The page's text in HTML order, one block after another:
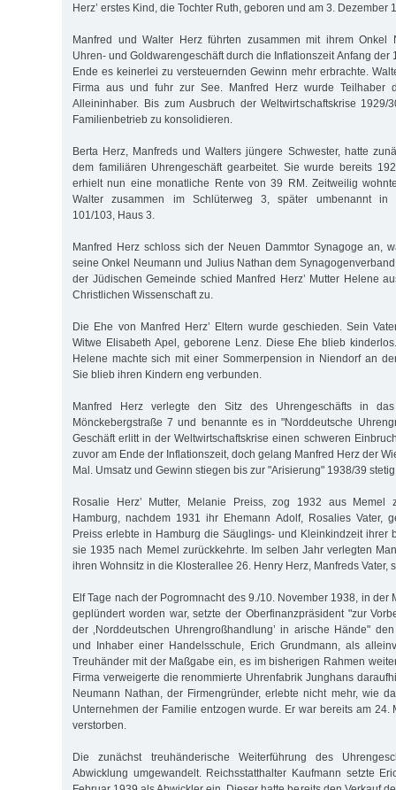
Herz’ erstes Kind, die Tochter Ruth, geboren und am 3. Dezember
Manfred und Walter Herz führten zusammen mit ihrem Onkel
Uhren- und Goldwarengeschäft durch die Inflationszeit Anfang der
Ende es keinerlei zu versteuernden Gewinn mehr erbrachte.
Firma aus und fuhr zur See. Manfred Herz wurde Teilhaber
Alleininhaber. Bis zum Ausbruch der Weltwirtschaftskrise
Familienbetrieb zu konsolidieren.
Berta Herz, Manfreds und Walters jüngere Schwester, hatte
dem familiären Uhrengeschäft gearbeitet. Sie wurde bereits
erhielt nun eine monatliche Rente von 39 RM. Zeitweilig
Walter zusammen im Schlüterweg 3, später umbenannt in
101/103, Haus 3.
Manfred Herz schloss sich der Neuen Dammtor Synagoge an,
seine Onkel Neumann und Julius Nathan dem
der Jüdischen Gemeinde schied Manfred Herz’ Mutter Helene
Christlichen Wissenschaft zu.
Die Ehe von Manfred Herz’ Eltern wurde geschieden. Sein
Witwe Elisabeth Apel, geborene Lenz. Diese Ehe blieb
Helene machte sich mit einer Sommerpension in Niendorf an
Sie blieb ihren Kindern eng verbunden.
Manfred Herz verlegte den Sitz des Uhrengeschäfts in
Mönckebergstraße 7 und benannte es in "Norddeutsche
Geschäft erlitt in der Weltwirtschaftskrise einen schweren
zuvor am Ende der Inflationszeit, doch gelang Manfred Herz der
Mal. Umsatz und Gewinn stiegen bis zur "Arisierung" 1938/39
Rosalie Herz’ Mutter, Melanie Preiss, zog 1932 aus Memel
Hamburg, nachdem 1931 ihr Ehemann Adolf, Rosalies Vater,
Preiss erlebte in Hamburg die Säuglings- und Kleinkindzeit ihrer
sie 1935 nach Memel zurückkehrte. Im selben Jahr verlegten
ihren Wohnsitz in die Klosterallee 26. Henry Herz, Manfreds Vater,
Elf Tage nach der Pogromnacht des 9./10. November 1938, in der
geplündert worden war, setzte der Oberfinanzpräsident "zur
der ‚Norddeutschen Uhrengroßhandlung’ in arische Hände"
und Inhaber einer Handelsschule, Erich Grundmann, als
Treuhänder mit der Maßgabe ein, es im bisherigen Rahmen
Firma verweigerte die renommierte Uhrenfabrik Junghans
Neumann Nathan, der Firmengründer, erlebte nicht mehr, wie
Unternehmen der Familie entzogen wurde. Er war bereits am 24.
verstorben.
Die zunächst treuhänderische Weiterführung des
Abwicklung umgewandelt. Reichsstatthalter Kaufmann setzte